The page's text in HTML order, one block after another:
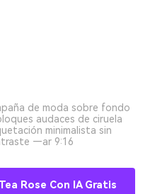
de moda sobre fondo
audaces de ciruela
minimalista sin
—ar 9:16
Rose Con IA Gratis